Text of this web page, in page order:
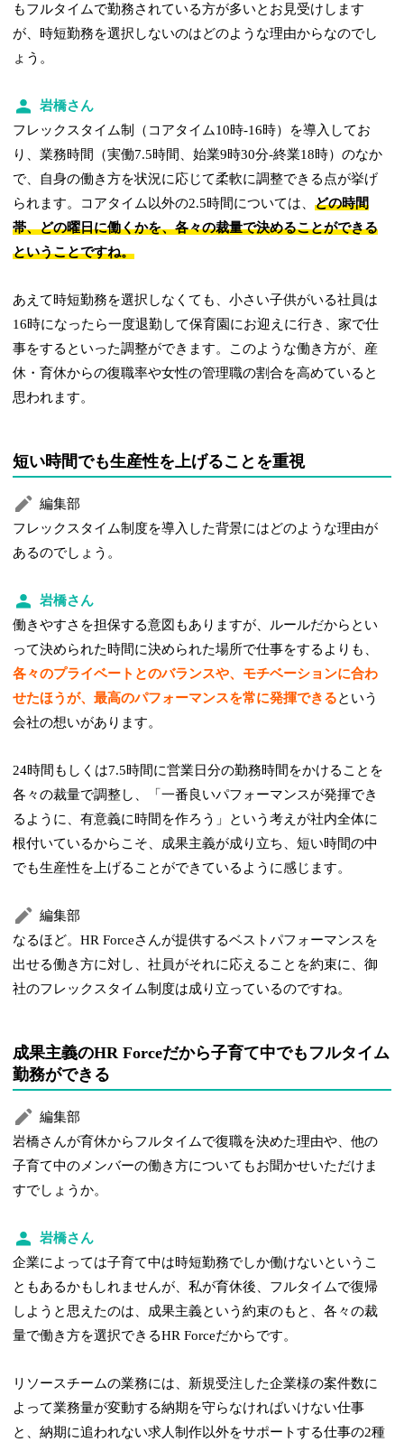
もフルタイムで勤務されている方が多いとお見受けします
が、時短勤務を選択しないのはどのような理由からなのでし
ょう。
岩橋さん
フレックスタイム制（コアタイム10時-16時）を導入してお
り、業務時間（実働7.5時間、始業9時30分-終業18時）のなか
で、自身の働き方を状況に応じて柔軟に調整できる点が挙げ
られます。コアタイム以外の2.5時間については、どの時間
帯、どの曜日に働くかを、各々の裁量で決めることができる
ということですね。
あえて時短勤務を選択しなくても、小さい子供がいる社員は
16時になったら一度退勤して保育園にお迎えに行き、家で仕
事をするといった調整ができます。このような働き方が、産
休・育休からの復職率や女性の管理職の割合を高めていると
思われます。
短い時間でも生産性を上げることを重視
編集部
フレックスタイム制度を導入した背景にはどのような理由が
あるのでしょう。
岩橋さん
働きやすさを担保する意図もありますが、ルールだからとい
って決められた時間に決められた場所で仕事をするよりも、
各々のプライベートとのバランスや、モチベーションに合わ
せたほうが、最高のパフォーマンスを常に発揮できるという
会社の想いがあります。
24時間もしくは7.5時間に営業日分の勤務時間をかけることを
各々の裁量で調整し、「一番良いパフォーマンスが発揮でき
るように、有意義に時間を作ろう」という考えが社内全体に
根付いているからこそ、成果主義が成り立ち、短い時間の中
でも生産性を上げることができているように感じます。
編集部
なるほど。HR Forceさんが提供するベストパフォーマンスを
出せる働き方に対し、社員がそれに応えることを約束に、御
社のフレックスタイム制度は成り立っているのですね。
成果主義のHR Forceだから子育て中でもフルタイム
勤務ができる
編集部
岩橋さんが育休からフルタイムで復職を決めた理由や、他の
子育て中のメンバーの働き方についてもお聞かせいただけま
すでしょうか。
岩橋さん
企業によっては子育て中は時短勤務でしか働けないというこ
ともあるかもしれませんが、私が育休後、フルタイムで復帰
しようと思えたのは、成果主義という約束のもと、各々の裁
量で働き方を選択できるHR Forceだからです。
リソースチームの業務には、新規受注した企業様の案件数に
よって業務量が変動する納期を守らなければいけない仕事
と、納期に追われない求人制作以外をサポートする仕事の2種